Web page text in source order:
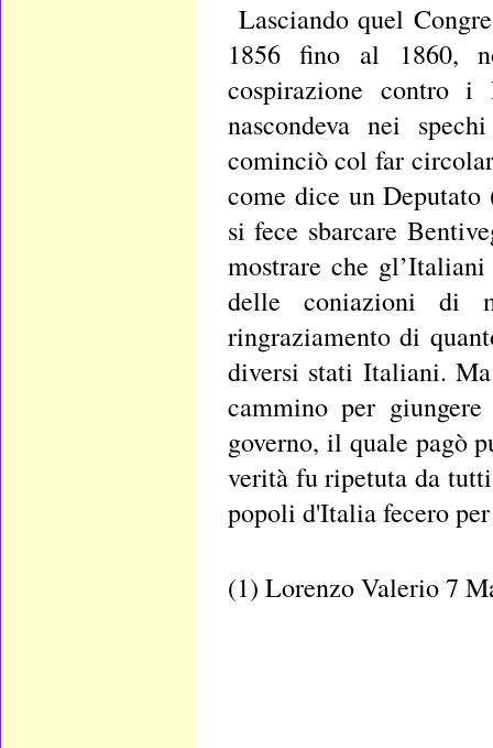
Lasciando quel
1856 fino al 1860,
cospirazione contro
nascondeva nei
cominciò col far
come dice un
si fece sbarcare
mostrare che
delle coniazioni di
ringraziamento di
diversi stati Italiani.
cammino per
governo, il quale pagò
verità fu ripetuta da
popoli d'Italia fecero
(1) Lorenzo Valerio 7